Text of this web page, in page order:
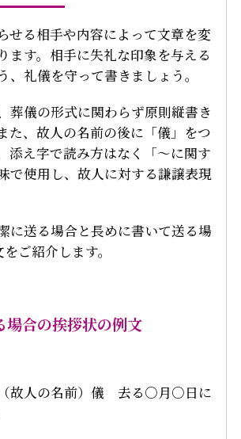
せる相手や内容によって文章を変
ます。相手に失礼な印象を与える
、礼儀を守って書きましょう。
葬儀の形式に関わらず原則縦書き
た、故人の名前の後に「儀」をつ
添え字で読み方はなく「〜に関す
で使用し、故人に対する謙譲表現
に送る場合と長めに書いて送る場
ご紹介します。
場合の挨拶状の例文
人の名前）儀 去る○月○日に